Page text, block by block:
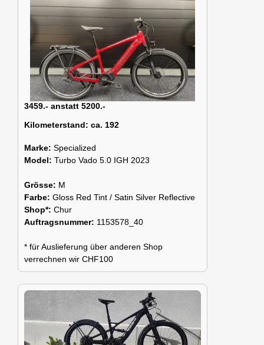
3459.- anstatt 5200.-
Kilometerstand: ca. 192
Marke: Specialized
Model: Turbo Vado 5.0 IGH 2023
Grösse: M
Farbe: Gloss Red Tint / Satin Silver Reflective
Shop*: Chur
Auftragsnummer: 1153578_40
* für Auslieferung über anderen Shop
verrechnen wir CHF100